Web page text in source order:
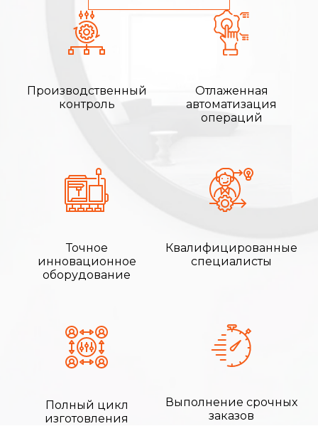
Производственный
контроль
Отлаженная
автоматизация
операций
Точное
инновационное
оборудование
Квалифицированные
специалисты
Полный цикл
изготовления
Выполнение срочных
заказов